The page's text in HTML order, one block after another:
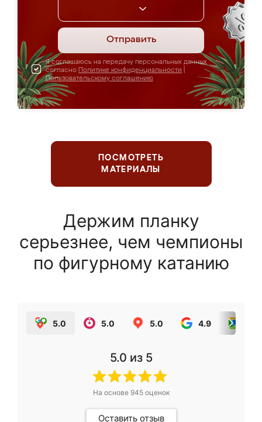
Отправить
Я соглашаюсь на передачу персональных данных
согласно Политике конфиденциальности
Пользовательскому соглашению
ПОСМОТРЕТЬ
МАТЕРИАЛЫ
Держим планку
серьезнее, чем чемпионы
по фигурному катанию
5.0 5.0 5.0 4.9
5.0 из 5
На основе 945оценок
Оставить отзыв